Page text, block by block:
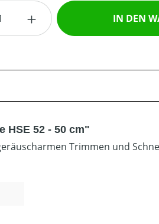
Gib den IN DEN
HSE 52 - 50 cm"
Trimmen und